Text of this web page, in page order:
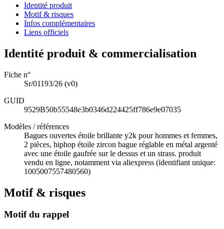
Identité produit
Motif & risques
Infos complémentaires
Liens officiels
Identité produit & commercialisation
Fiche n°
Sr/01193/26 (v0)
GUID
9529B50b55548e3b0346d224425ff786e9e07035
Modèles / références
Bagues ouvertes étoile brillante y2k pour hommes et femmes,
2 pièces, hiphop étoile zircon bague réglable en métal argenté
avec une étoile gaufrée sur le dessus et un strass. produit
vendu en ligne, notamment via aliexpress (identifiant unique:
1005007557480560)
Motif & risques
Motif du rappel